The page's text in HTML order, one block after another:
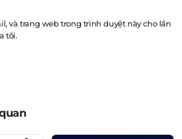
và trang web trong trình duyệt này cho lần
tôi.